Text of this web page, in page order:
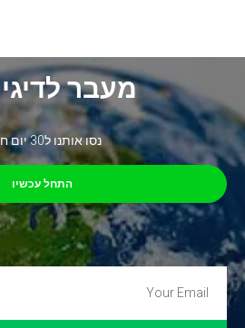
מעבר
נסו אותנו ל30 יום חינם
התחל עכשיו